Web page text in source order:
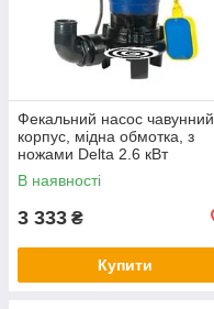
Фекальний насос чавунний
корпус, мідна обмотка, з
ножами Delta 2.6 кВт
В наявності
3 333 ₴
Купити